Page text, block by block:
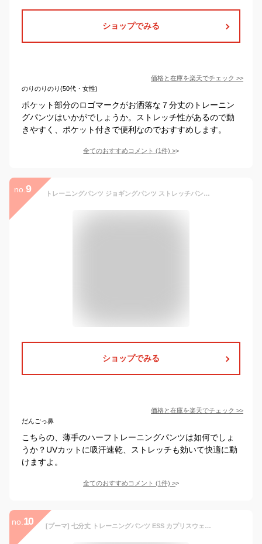
ショップでみる
価格と在庫を楽天でチェック >>
のりのりのり(50代・女性)
ポケット部分のロゴマークがお洒落な７分丈のトレーニン
グパンツはいかがでしょうか。ストレッチ性があるので動
きやすく、ポケット付きで便利なのでおすすめします。
全てのおすすめコメント (1件) >
no. 9 トレーニングパンツ ジョギングパンツ ストレッチパンツ ヨガパンツ ランニングパンツ スポーツ パンツ クロップドパンツ メンズ レディース 速乾 ドライパンツ ズボン フィットネス ダイエット 春 夏 秋 UVカット ヨガ ピラティス 薄手 自転車 涼しい ウェア ウミネコ
ショップでみる
価格と在庫を楽天でチェック >>
だんごっ鼻
こちらの、薄手のハーフトレーニングパンツは如何でしょ
うか？UVカットに吸汗速乾、ストレッチも効いて快適に動
けますよ。
全てのおすすめコメント (1件) >
no. 10 [プーマ] 七分丈 トレーニングパンツ ESS カプリスウェットパンツ レディース 23年春夏カラー ブラック(01) M